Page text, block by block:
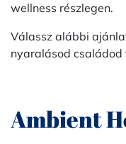
wellness részlegen.
Válassz alábbi
nyaralásod
Ambient